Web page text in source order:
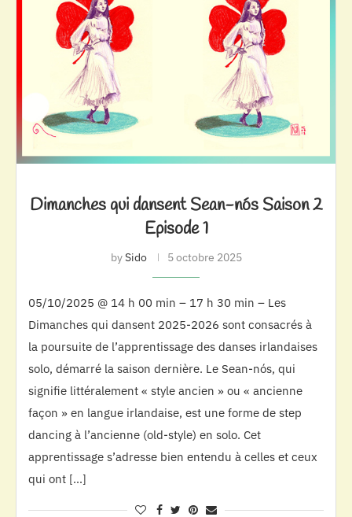
Dimanches qui dansent Sean-nós Saison 2
Episode 1
bySido 5 octobre 2025
05/10/2025 @ 14 h 00 min – 17 h 30 min – Les
Dimanches qui dansent 2025-2026 sont consacrés à
la poursuite de l’apprentissage des danses irlandaises
solo, démarré la saison dernière. Le Sean-nós, qui
signifie littéralement « style ancien » ou « ancienne
façon » en langue irlandaise, est une forme de step
dancing à l’ancienne (old-style) en solo. Cet
apprentissage s’adresse bien entendu à celles et ceux
qui ont […]